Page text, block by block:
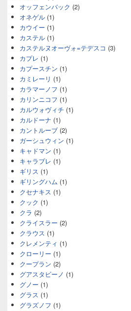
オッフェンバック (2)
オネゲル (1)
カウイー (1)
カステル (1)
カステルヌオーヴォ=テデスコ (3)
カプレ (1)
カプースチン (1)
カミレーリ (1)
カラマーノフ (1)
カリンニコフ (1)
カルウォヴィチ (1)
カルドーナ (1)
カントルーブ (2)
ガーシュウィン (1)
キャドマン (1)
キャラブレ (1)
ギリス (1)
ギリングハム (1)
クセナキス (1)
クック (1)
クラ (2)
クライスラー (2)
クラウス (1)
クレメンティ (1)
クローリー (1)
クープラン (2)
グアスタビーノ (1)
グノー (1)
グラス (1)
グラズノフ (1)